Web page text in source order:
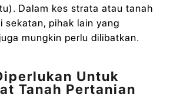
Dalam kes strata atau tanah
sekatan, pihak lain yang
mungkin perlu dilibatkan.
Untuk
Tanah Pertanian